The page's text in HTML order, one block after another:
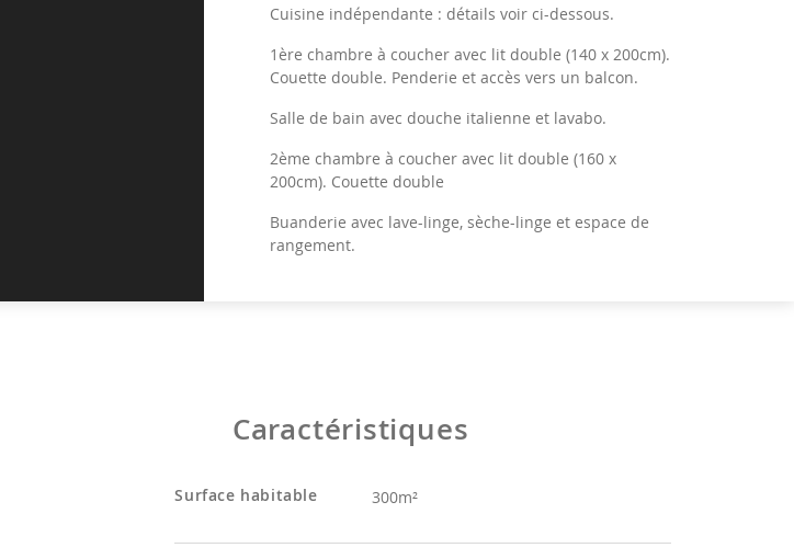
Cuisine indépendante : détails voir ci-dessous.
1ère chambre à coucher avec lit double (140 x 200cm).
Couette double. Penderie et accès vers un balcon.
Salle de bain avec douche italienne et lavabo.
2ème chambre à coucher avec lit double (160 x
200cm). Couette double
Buanderie avec lave-linge, sèche-linge et espace de
rangement.
3ème chambre à coucher avec lit double (160 x 200cm).
Couettes simples (140 x 200 cm). Lit bébé pliable, penderie et
Salle de bain avec baignoire, douche, 2 lavabos et toilette.
4ème chambre à coucher avec 2 lits simples (80 x 200cm) et 1
Caractéristiques
Surface habitable 300m²